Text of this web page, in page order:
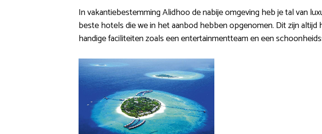
In vakantiebestemming Alidhoo de nabije omgeving heb je tal van
beste hotels die we in het aanbod hebben opgenomen. Dit zijn
handige faciliteiten zoals een entertainmentteam en een